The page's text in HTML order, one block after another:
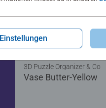
Vase Butter-Yellow
3D Puzzle Organizer & Co
Einstellungen